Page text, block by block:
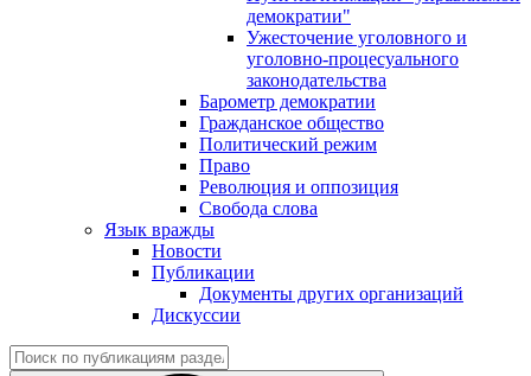
демократии"
Ужесточение уголовного и
уголовно-процесуального
законодательства
Барометр демократии
Гражданское общество
Политический режим
Право
Революция и оппозиция
Свобода слова
Язык вражды
Новости
Публикации
Документы других организаций
Дискуссии